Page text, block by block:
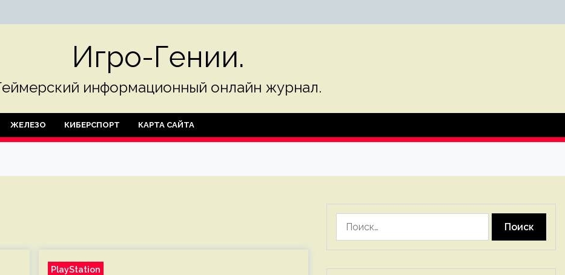
Игро-Гении.
информационный онлайн журнал.
ЖЕЛЕЗО КИБЕРСПОРТ КАРТА САЙТА
PlayStation